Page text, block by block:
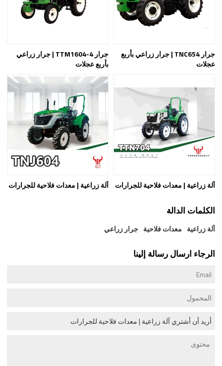
جرار TNC654 | جرار زراعي بأربع
عجلات
جرار TTM1604-4 | جرار زراعي
بأربع عجلات
آلة زراعية | معدات فلاحية للجرارات آلة زراعية | معدات فلاحية للجرارات
الكلمات الدالة
آلة زراعية معدات فلاحية جرار زراعي
الرجاء ارسال رسالة إلينا